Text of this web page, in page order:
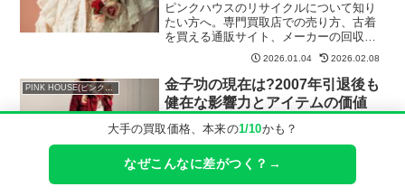
大手の買取価格、本来の1/10かも？
なぜこんなに差がつく？→
ピンクハウスのリサイクルについて知り
たい方へ。専門買取店での売り方、古着
を買える通販サイト、メーカーの回収プ
ロジェクトなど幅広くまとめました。
2026.01.04 2026.02.08
PINK HOUSE(ピンクハウス)
金子功の現在は?2007年引退後も
健在な影響力とアイテムの価値
金子功の現在を徹底解説。2007年デザイ
ナー活動休止後、Twitter活動や2022年ピ
ンクハウス50周年記念展。今なお熱狂的
2026.01.09 2026.02.16